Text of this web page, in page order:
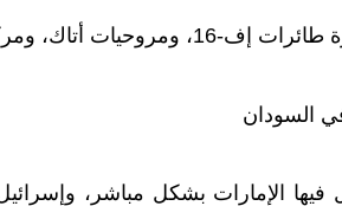
ومركبات مدرعة إلى هناك.
السودان
فيها الإمارات بشكل مباشر،